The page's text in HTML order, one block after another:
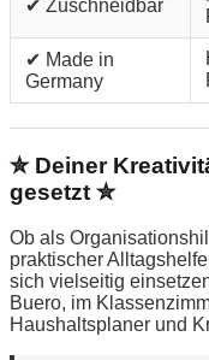
✔ Zuschneidbar
✔ Made in
Germany
✮ Deiner
gesetzt ✮
Ob als
praktischer
sich vielseitig
Buero, im
Haushaltsplaner und